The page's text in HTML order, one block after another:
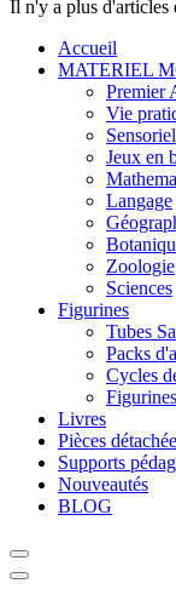
Il n'y a plus d'articles
Accueil
MATERIEL
Premier
Vie
Sensoriel
Jeux en
Langage
Zoologie
Sciences
Figurines
Tubes
Packs
Cycles
Livres
Pièces
Supports
Nouveautés
BLOG